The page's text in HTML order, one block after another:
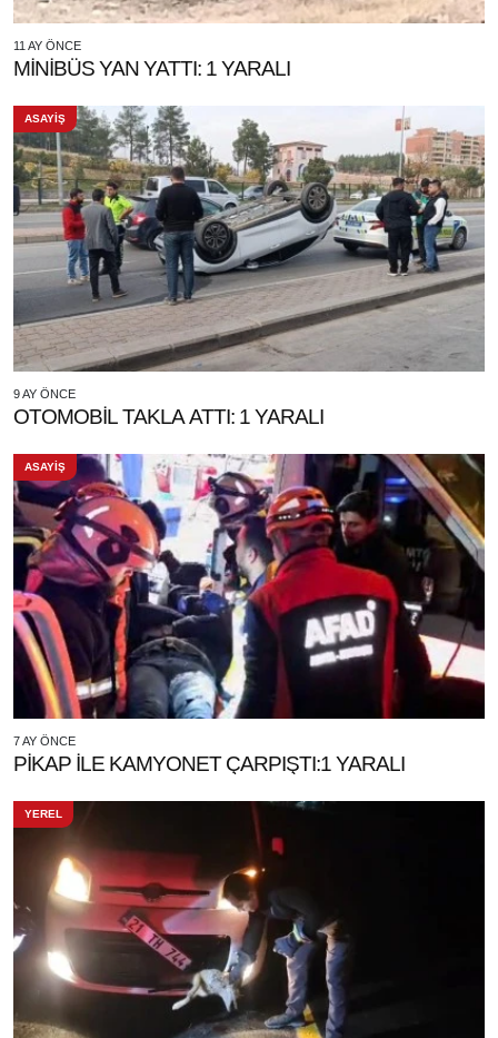
11 AY ÖNCE
MİNİBÜS YAN YATTI: 1 YARALI
ASAYİŞ
9 AY ÖNCE
OTOMOBİL TAKLA ATTI: 1 YARALI
ASAYİŞ
7 AY ÖNCE
PİKAP İLE KAMYONET ÇARPIŞTI:1 YARALI
YEREL